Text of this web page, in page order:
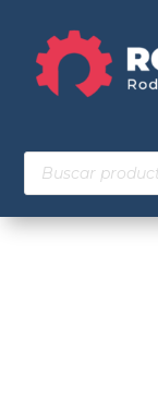
Búsqueda
de
productos